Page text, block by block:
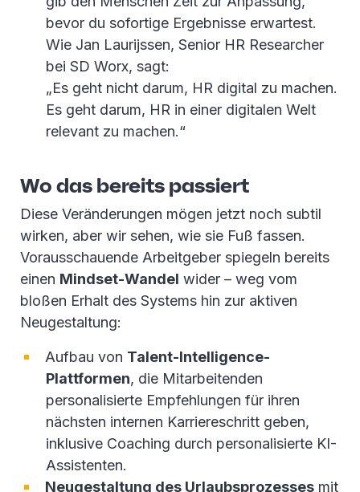
bevor du sofortige Ergebnisse erwartest.
Wie Jan Laurijssen, Senior HR Researcher
bei SD Worx, sagt:
„Es geht nicht darum, HR digital zu machen.
Es geht darum, HR in einer digitalen Welt
relevant zu machen.“
Wo das bereits passiert
Diese Veränderungen mögen jetzt noch subtil
wirken, aber wir sehen, wie sie Fuß fassen.
Vorausschauende Arbeitgeber spiegeln bereits
einen Mindset-Wandel wider – weg vom
bloßen Erhalt des Systems hin zur aktiven
Neugestaltung:
Aufbau von Talent-Intelligence-
Plattformen, die Mitarbeitenden
personalisierte Empfehlungen für ihren
nächsten internen Karriereschritt geben,
inklusive Coaching durch personalisierte KI-
Assistenten.
Neugestaltung des Urlaubsprozesses mit